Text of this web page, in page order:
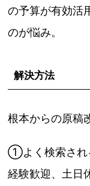
の予算が有効活
のが悩み。
解決方法
根本からの原稿
①よく検索され
経験歓迎、土日